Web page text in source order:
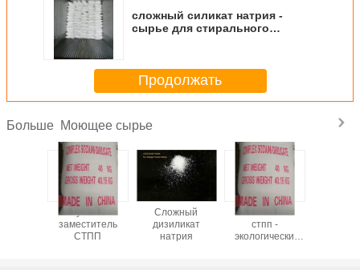
сложный силикат натрия -
сырье для стирального
Продолжать
Больше Моющее сырье
лучший
заместитель
СТПП
Сложный
дизиликат
натрия
Заместитель
стпп -
экологически